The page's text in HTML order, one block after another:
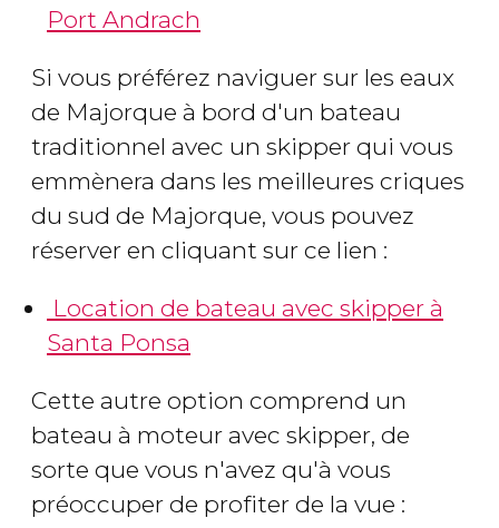
Port Andrach
Si vous préférez naviguer sur les eaux
de Majorque à bord d'un bateau
traditionnel avec un skipper qui vous
emmènera dans les meilleures criques
du sud de Majorque, vous pouvez
réserver en cliquant sur ce lien :
Location de bateau avec skipper à
Santa Ponsa
Cette autre option comprend un
bateau à moteur avec skipper, de
sorte que vous n'avez qu'à vous
préoccuper de profiter de la vue :